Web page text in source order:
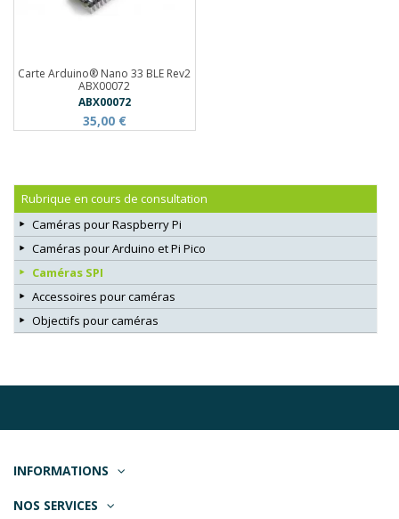
Carte Arduino® Nano 33 BLE Rev2
ABX00072
ABX00072
35,00 €
Rubrique en cours de consultation
Caméras pour Raspberry Pi
Caméras pour Arduino et Pi Pico
Caméras SPI
Accessoires pour caméras
Objectifs pour caméras
INFORMATIONS
NOS SERVICES